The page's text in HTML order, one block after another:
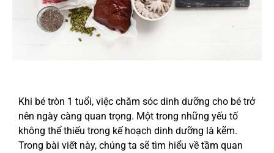
Khi bé tròn 1 tuổi, việc chăm sóc dinh dưỡng cho bé trở
nên ngày càng quan trọng. Một trong những yếu tố
không thể thiếu trong kế hoạch dinh dưỡng là kẽm.
Trong bài viết này, chúng ta sẽ tìm hiểu về tầm quan